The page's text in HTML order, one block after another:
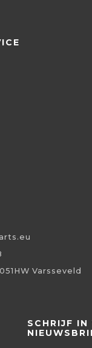
Varsseveld
SCHRIJF IN